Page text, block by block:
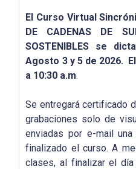
El Curso Virtual
DE CADENAS DE
SOSTENIBLES se
Agosto 3 y 5 de 2026.
a 10:30 a.m.
Se entregará certificado
grabaciones solo de
enviadas por e-mail
finalizado el curso. A
clases, al finalizar el